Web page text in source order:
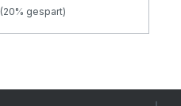
(20% gespart)